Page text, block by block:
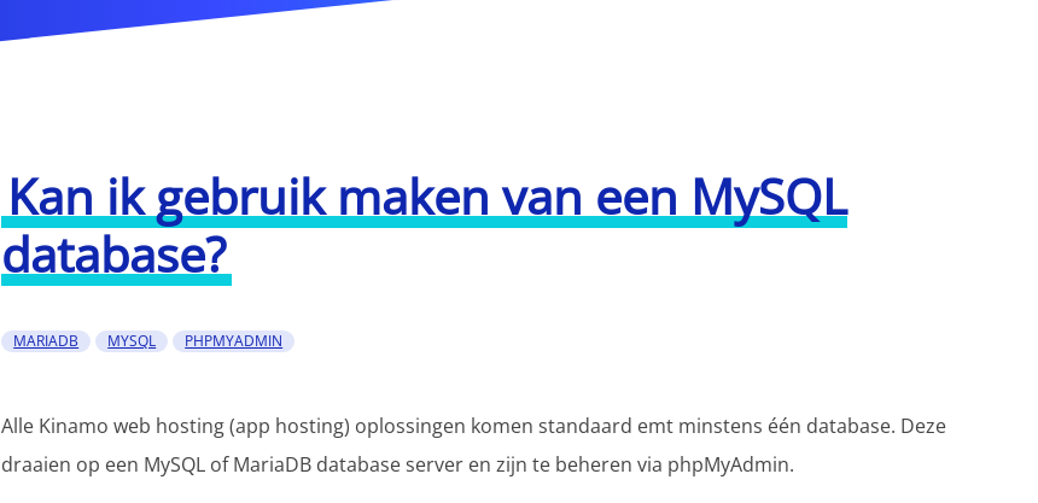
Kan ik gebruik maken van een MySQL
database?
MARIADB MYSQL PHPMYADMIN
Alle Kinamo web hosting (app hosting) oplossingen komen standaard emt minstens één database. Deze
draaien op een MySQL of MariaDB database server en zijn te beheren via phpMyAdmin.